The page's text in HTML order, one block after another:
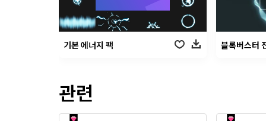
기본 에너지 팩 블록버스터
관련